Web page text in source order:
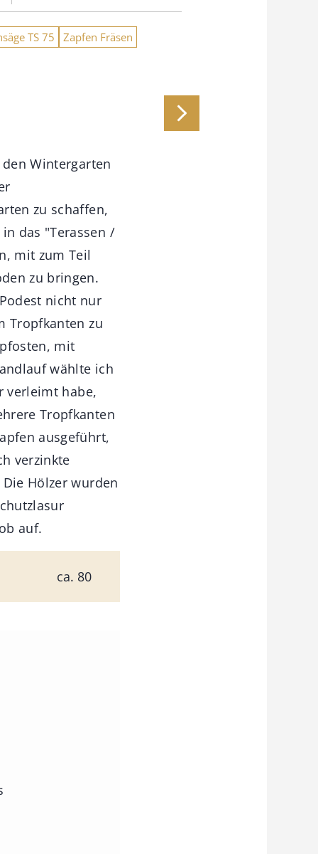
TS 75 Zapfen Fräsen
Wintergarten
zu schaffen,
das "Terassen /
mit zum Teil
zu bringen.
nicht nur
Tropfkanten zu
mit
wählte ich
verleimt habe,
Tropfkanten
ausgeführt,
verzinkte
Hölzer wurden
auf.
ca. 80